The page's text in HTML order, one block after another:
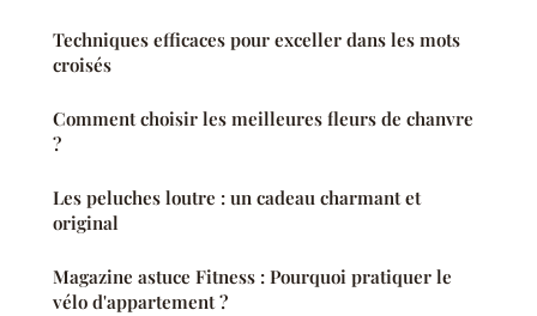
Techniques efficaces pour exceller dans les mots
croisés
Comment choisir les meilleures fleurs de chanvre
?
Les peluches loutre : un cadeau charmant et
original
Magazine astuce Fitness : Pourquoi pratiquer le
vélo d'appartement ?